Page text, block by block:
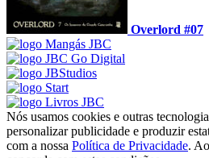
Overlord #07
Nós usamos cookies e outras
personalizar publicidade e produzir
com a nossa Política de Privacidade.